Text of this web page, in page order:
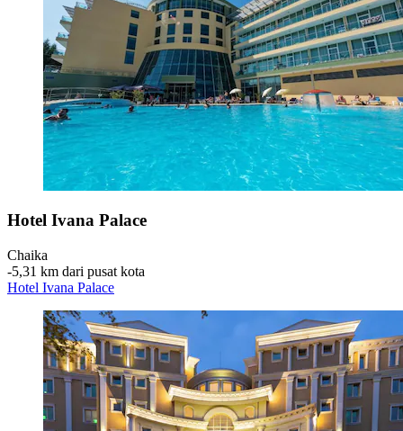
Hotel Ivana Palace
Chaika
‐5,31 km dari pusat kota
Hotel Ivana Palace